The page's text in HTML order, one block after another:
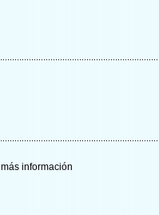
más información